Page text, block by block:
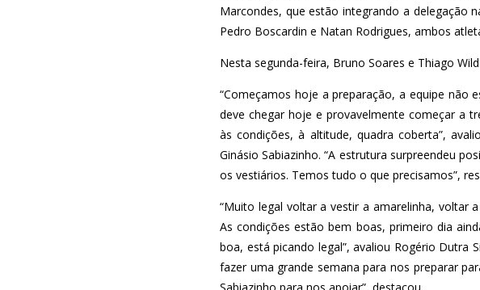
Marcondes, que estão integrando a delegação
Pedro Boscardin e Natan Rodrigues, ambos
Nesta segunda-feira, Bruno Soares e Thiago
“Começamos hoje a preparação, a equipe não
deve chegar hoje e provavelmente começar a
às condições, à altitude, quadra coberta”,
Ginásio Sabiazinho. “A estrutura surpreendeu
os vestiários. Temos tudo o que precisamos”,
“Muito legal voltar a vestir a amarelinha, voltar
As condições estão bem boas, primeiro dia
boa, está picando legal”, avaliou Rogério Dutra
fazer uma grande semana para nos preparar